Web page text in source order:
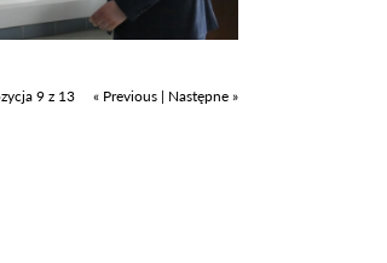
9 z 13 « Previous | Następne »